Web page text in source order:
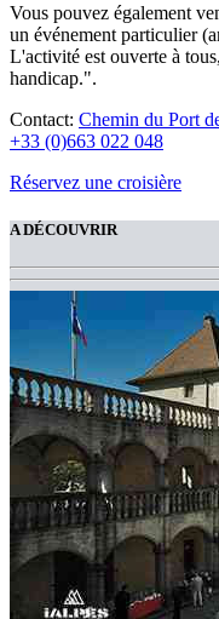
Vous pouvez également
un événement particulier
L'activité est ouverte à
handicap.".
Contact: Chemin du Port
+33 (0)663 022 048
Réservez une croisière
A DÉCOUVRIR